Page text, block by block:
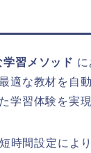
習メソッド
適な教材を自
学習体験を実現
時間設定によ